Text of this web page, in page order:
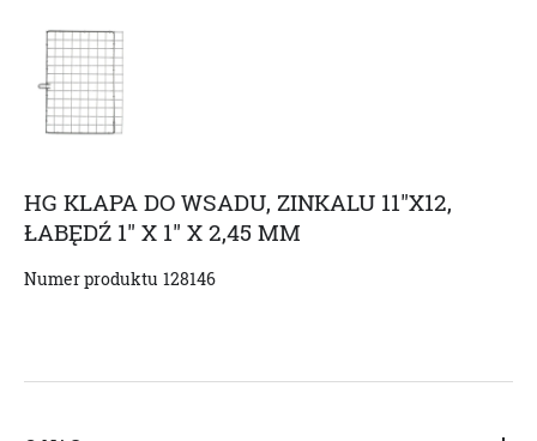
HG KLAPA DO WSADU, ZINKALU 11"X12,
ŁABĘDŹ 1" X 1" X 2,45 MM
Numer produktu 128146